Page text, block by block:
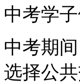
中考学子
中考期
选择公